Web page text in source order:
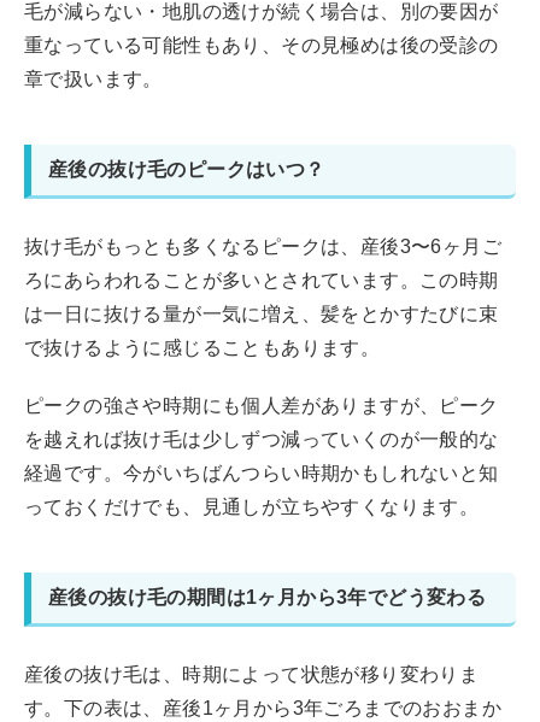
毛が減らない・地肌の透けが続く場合は、別の要因が
重なっている可能性もあり、その見極めは後の受診の
章で扱います。
産後の抜け毛のピークはいつ？
抜け毛がもっとも多くなるピークは、産後3〜6ヶ月ご
ろにあらわれることが多いとされています。この時期
は一日に抜ける量が一気に増え、髪をとかすたびに束
で抜けるように感じることもあります。
ピークの強さや時期にも個人差がありますが、ピーク
を越えれば抜け毛は少しずつ減っていくのが一般的な
経過です。今がいちばんつらい時期かもしれないと知
っておくだけでも、見通しが立ちやすくなります。
産後の抜け毛の期間は1ヶ月から3年でどう変わる
産後の抜け毛は、時期によって状態が移り変わりま
す。下の表は、産後1ヶ月から3年ごろまでのおおまか